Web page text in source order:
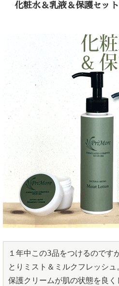
化粧水＆乳液＆保護セット
１年中この3品をつけるのです
とりミスト＆ミルクフレッシ
保護クリームが肌の状態を良く